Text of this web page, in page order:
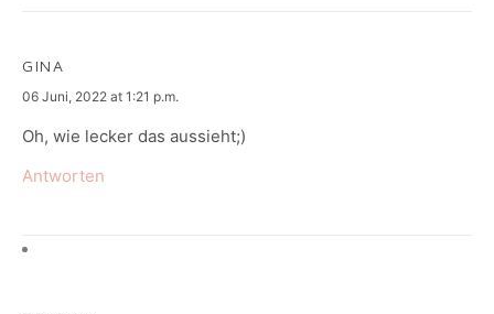
GINA
says:
06 Juni, 2022 at 1:21 p.m.
Oh, wie lecker das aussieht;)
Antworten